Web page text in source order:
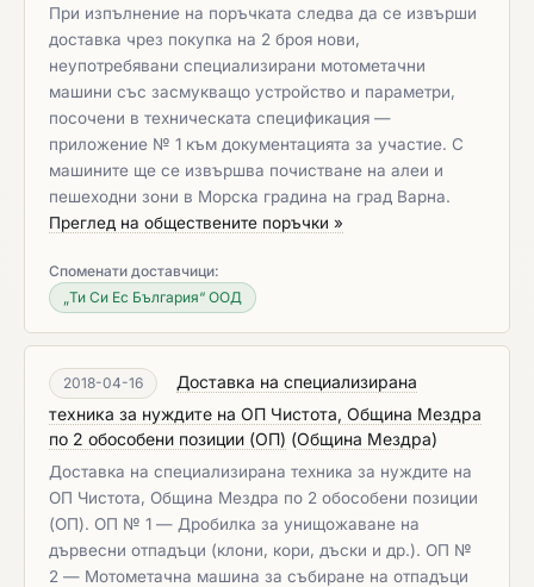
При изпълнение на поръчката следва да се извърши
доставка чрез покупка на 2 броя нови,
неупотребявани специализирани мотометачни
машини със засмукващо устройство и параметри,
посочени в техническата спецификация —
приложение № 1 към документацията за участие. С
машините ще се извършва почистване на алеи и
пешеходни зони в Морска градина на град Варна.
Преглед на обществените поръчки »
Споменати доставчици:
„Ти Си Ес България“ ООД
2018-04-16
Доставка на специализирана
техника за нуждите на ОП Чистота, Община Мездра
по 2 обособени позиции (ОП) (Община Мездра)
Доставка на специализирана техника за нуждите на
ОП Чистота, Община Мездра по 2 обособени позиции
(ОП). ОП № 1 — Дробилка за унищожаване на
дървесни отпадъци (клони, кори, дъски и др.). ОП №
2 — Мотометачна машина за събиране на отпадъци